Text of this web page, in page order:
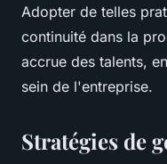
Adopter de telles
continuité dans la
accrue des talents,
sein de l'entreprise.
Stratégies de